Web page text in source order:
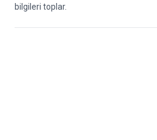
bilgileri toplar.
ile Çalışma ve Sosyal
Araştırma Merkezi
arasında “İş Sağlığı
Araştırma ve İşbirliği
DHMİ YK Başkanı